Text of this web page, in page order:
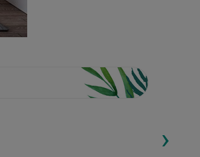
Loading...
›